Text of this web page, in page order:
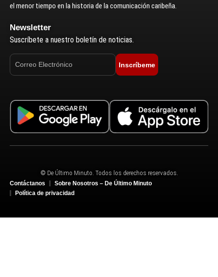
el menor tiempo en la historia de la comunicación caribeña.
Newsletter
Suscríbete a nuestro boletín de noticias.
Inscríbeme
© De Último Minuto. Todos los derechos reservados.
Contáctanos
Sobre Nosotros – De Último Minuto
Política de privacidad